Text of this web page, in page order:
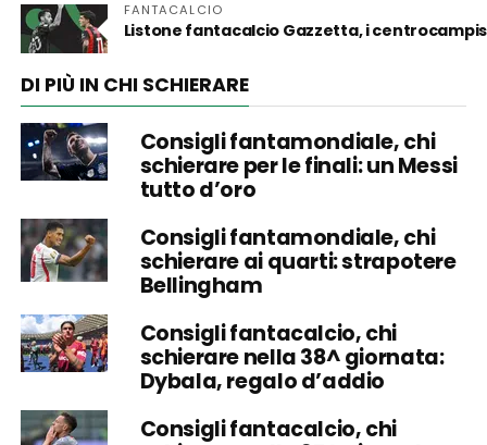
FANTACALCIO
Listone fantacalcio Gazzetta, i
DI PIÙ IN CHI SCHIERARE
Consigli fantamondiale, chi
schierare per le finali: un Messi
tutto d’oro
Consigli fantamondiale, chi
schierare ai quarti: strapotere
Bellingham
Consigli fantacalcio, chi
schierare nella 38^ giornata:
Dybala, regalo d’addio
Consigli fantacalcio, chi